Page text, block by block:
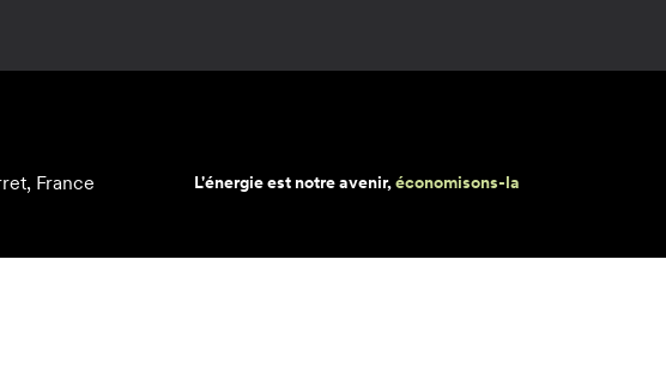
France L'énergie est notre avenir,économisons-la